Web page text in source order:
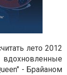
лето 2012
- Брайаном